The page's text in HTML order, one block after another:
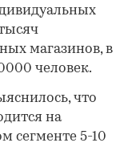
магазинов, в
человек.
что
на
сегменте 5-10